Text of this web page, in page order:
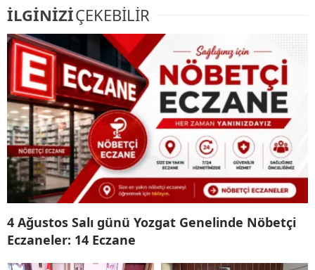
İLGİNİZİÇEKEBİLİR
4 Ağustos Salı günü Yozgat Genelinde Nöbetçi
Eczaneler: 14 Eczane